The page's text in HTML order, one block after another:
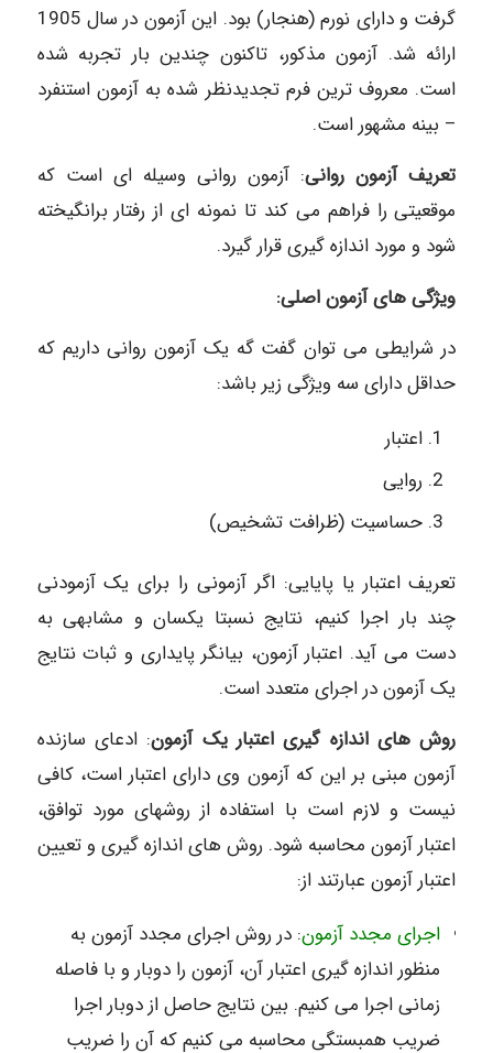
گرفت و دارای نورم (هنجار) بود. این آزمون در سال 1905
ارائه شد. آزمون مذکور، تاکنون چندین بار تجربه شده
است. معروف ترین فرم تجدیدنظر شده به آزمون استنفرد
– بینه مشهور است.
تعریف آزمون روانی: آزمون روانی وسیله ای است که
موقعیتی را فراهم می کند تا نمونه ای از رفتار برانگیخته
شود و مورد اندازه گیری قرار گیرد.
ویژگی های آزمون اصلی:
در شرایطی می توان گفت گه یک آزمون روانی داریم که
حداقل دارای سه ویژگی زیر باشد:
اعتبار
روایی
حساسیت (ظرافت تشخیص)
تعریف اعتبار یا پایایی: اگر آزمونی را برای یک آزمودنی
چند بار اجرا کنیم، نتایج نسبتا یکسان و مشابهی به
دست می آید. اعتبار آزمون، بیانگر پایداری و ثبات نتایج
یک آزمون در اجرای متعدد است.
روش های اندازه گیری اعتبار یک آزمون: ادعای سازنده
آزمون مبنی بر این که آزمون وی دارای اعتبار است، کافی
نیست و لازم است با استفاده از روشهای مورد توافق،
اعتبار آزمون محاسبه شود. روش های اندازه گیری و تعیین
اعتبار آزمون عبارتند از:
اجرای مجدد آزمون: در روش اجرای مجدد آزمون به
منظور اندازه گیری اعتبار آن، آزمون را دوبار و با فاصله
زمانی اجرا می کنیم. بین نتایج حاصل از دوبار اجرا
ضریب همبستگی محاسبه می کنیم که آن را ضریب